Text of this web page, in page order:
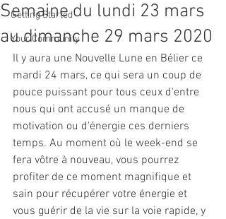
Getting Started
Your Community
Semaine du lundi 23 mars
au dimanche 29 mars 2020
Il y aura une Nouvelle Lune en Bélier ce
mardi 24 mars, ce qui sera un coup de
pouce puissant pour tous ceux d'entre
nous qui ont accusé un manque de
motivation ou d'énergie ces derniers
temps. Au moment où le week-end se
fera vôtre à nouveau, vous pourrez
profiter de ce moment magnifique et
sain pour récupérer votre énergie et
vous guérir de la vie sur la voie rapide, y